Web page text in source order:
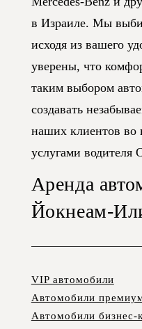
в Израиле. Мы
исходя из вашего
уверены, что
таким выбором
создавать
наших клиентов во
услугами водителя
Аренда
Йокнеам-
VIP автомобили
Автомобили
Автомобили бизнес-